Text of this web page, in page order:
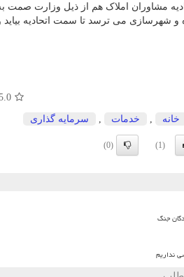
مشاوران املاک هم از ذیل وزارت صمت
و شهرسازی می ترسد تا سمت اتحادیه بیاید و
خانه خدمات سرمایه گذاری
(1)
(0)
جنگ
نداریم